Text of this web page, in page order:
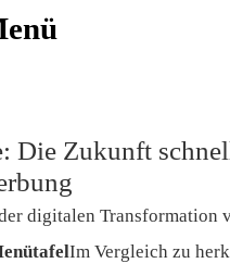
Die Zukunft
digitalen Transformation
Im Vergleich zu